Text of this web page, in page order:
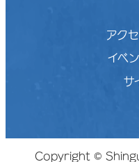
アク
イベ
サ
Copyright ©